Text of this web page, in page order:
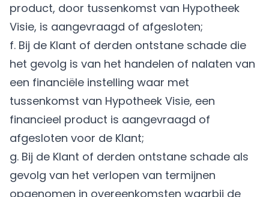
product, door tussenkomst van Hypotheek
Visie, is aangevraagd of afgesloten;
f. Bij de Klant of derden ontstane schade die
het gevolg is van het handelen of nalaten van
een financiële instelling waar met
tussenkomst van Hypotheek Visie, een
financieel product is aangevraagd of
afgesloten voor de Klant;
g. Bij de Klant of derden ontstane schade als
gevolg van het verlopen van termijnen
opgenomen in overeenkomsten waarbij de